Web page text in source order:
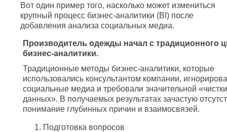
Вот один пример того, насколько может измениться
крупный процесс бизнес-аналитики (BI) после
добавления анализа социальных медиа.
Производитель одежды начал с традиционного
бизнес-аналитики.
Традиционные методы бизнес-аналитики, которые
использовались консультантом компании,
социальные медиа и требовали значительной «чистки
данных». В получаемых результатах зачастую
понимание глубинных причин и взаимосвязей.
Подготовка вопросов